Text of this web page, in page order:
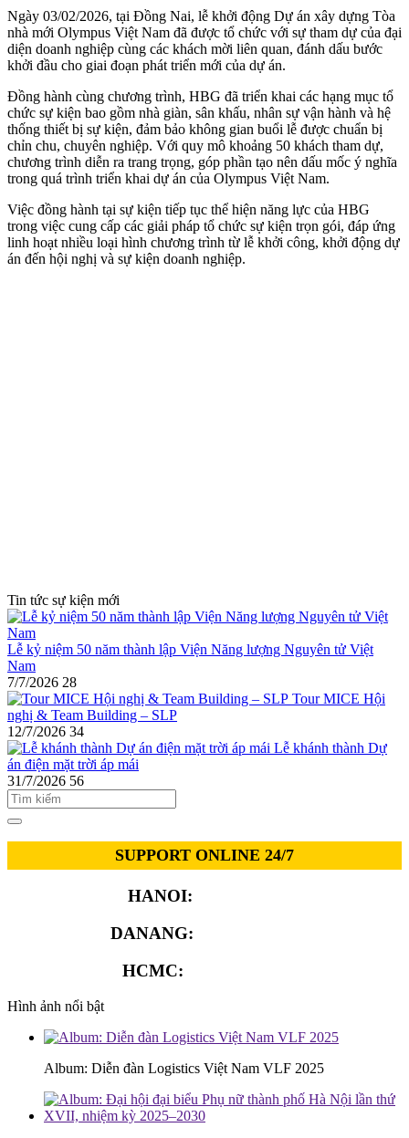
Ngày 03/02/2026, tại Đồng Nai, lễ khởi động Dự án xây dựng Tòa
nhà mới Olympus Việt Nam đã được tổ chức với sự tham dự của đại
diện doanh nghiệp cùng các khách mời liên quan, đánh dấu bước
khởi đầu cho giai đoạn phát triển mới của dự án.
Đồng hành cùng chương trình, HBG đã triển khai các hạng mục tổ
chức sự kiện bao gồm nhà giàn, sân khấu, nhân sự vận hành và hệ
thống thiết bị sự kiện, đảm bảo không gian buổi lễ được chuẩn bị
chỉn chu, chuyên nghiệp. Với quy mô khoảng 50 khách tham dự,
chương trình diễn ra trang trọng, góp phần tạo nên dấu mốc ý nghĩa
trong quá trình triển khai dự án của Olympus Việt Nam.
Việc đồng hành tại sự kiện tiếp tục thể hiện năng lực của HBG
trong việc cung cấp các giải pháp tổ chức sự kiện trọn gói, đáp ứng
linh hoạt nhiều loại hình chương trình từ lễ khởi công, khởi động dự
án đến hội nghị và sự kiện doanh nghiệp.
Tin tức sự kiện mới
Lễ kỷ niệm 50 năm thành lập Viện Năng lượng Nguyên tử Việt
Nam
7/7/2026 28
Tour MICE Hội
nghị & Team Building – SLP
12/7/2026 34
Lễ khánh thành Dự
án điện mặt trời áp mái
31/7/2026 56
SUPPORT ONLINE 24/7
HANOI:
DANANG:
HCMC:
Hình ảnh nổi bật
Album: Diễn đàn Logistics Việt Nam VLF 2025